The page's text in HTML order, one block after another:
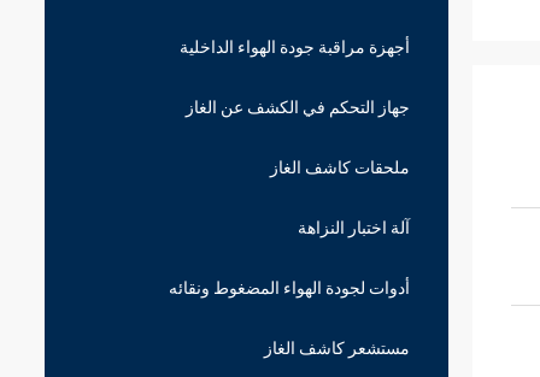
أجهزة مراقبة جودة الهواء الداخلية
جهاز التحكم في الكشف عن الغاز
ملحقات كاشف الغاز
آلة اختبار النزاهة
أدوات لجودة الهواء المضغوط ونقائه
مستشعر كاشف الغاز